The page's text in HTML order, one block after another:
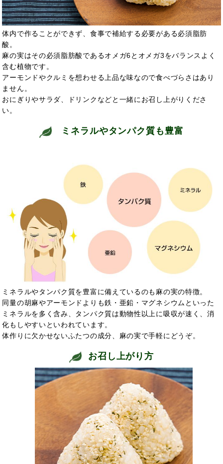
体内で作ることができず、食事で補給する必要がある必須脂肪
酸。
麻の実はその必須脂肪酸であるオメガ6とオメガ3をバランスよく
含む植物です。
アーモンドやクルミを想わせる上品な味なので食べづらさはあり
ません。
おにぎりやサラダ、ドリンクなどと一緒にお召し上がりくださ
い。
ミネラルやタンパク質も豊富
ミネラルやタンパク質を豊富に備えているのも麻の実の特徴。
同量の胡麻やアーモンドよりも鉄・亜鉛・マグネシウムといった
ミネラルを多く含み、タンパク質は動物性以上に吸収が速く、消
化もしやすいといわれています。
体作りに欠かせないふたつの成分、麻の実で手軽にどうぞ。
お召し上がり方